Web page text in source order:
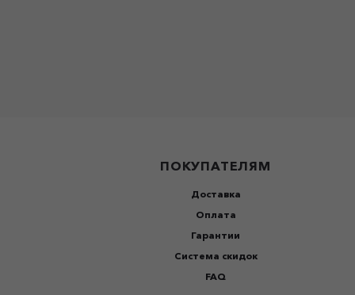
ПОКУПАТЕЛЯМ
Доставка
Оплата
Гарантии
Система скидок
FAQ